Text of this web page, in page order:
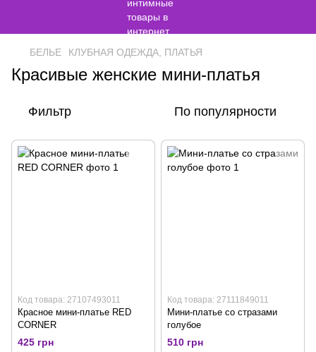
БЕЛЬЕ КЛУБНАЯ ОДЕЖДА, ПЛАТЬЯ
Красивые женские мини-платья
Фильтр По популярности
Код товара: 27107493011
Красное мини-платье RED
CORNER
425 грн
Код товара: 27111849011
Мини-платье со стразами
голубое
510 грн